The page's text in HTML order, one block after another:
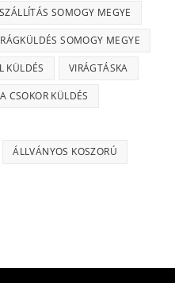
SOMOGY MEGYE
SOMOGY MEGYE
KÜLDÉS VIRÁGTÁSKA
CSOKOR KÜLDÉS
ÁLLVÁNYOS KOSZORÚ